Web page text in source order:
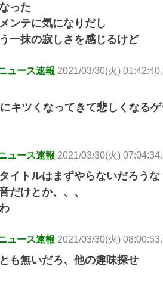
った
ンテに気になりだし
一抹の寂しさを感じるけど
ュース速報 2021/03/30(火)
キツくなってきて悲しくなる
ュース速報 2021/03/30(火)
イトルはまずやらないだろうな
だけとか、、、
ュース速報 2021/03/30(火)
も無いだろ、他の趣味探せ